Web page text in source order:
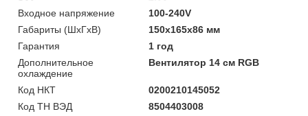
Входное напряжение
100-240V
Габариты (ШхГхВ)
150x165x86 мм
Гарантия
1 год
Дополнительное
охлаждение
Вентилятор 14 см RGB
Код НКТ
0200210145052
Код ТН ВЭД
8504403008